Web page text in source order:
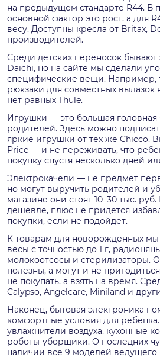
на предыдущем стандарте R44. В
основной фактор это рост, а для
весу. Доступны кресла от Britax,
производителей.
Среди детских переносок бывают
Daichi, но на сайте мы сделали
специфические вещи. Например,
рюкзаки для совместных
нет равных Thule.
Игрушки — это большая головная
родителей. Здесь можно
яркие игрушки от тех же Chicco,
Price — и не переживать, что
покупку спустя несколько дней
Электрокачели — не предмет
но могут выручить родителей и
магазине они стоят 10–30 тыс.
дешевле, плюс не придется
покупки, если не подойдет.
К товарам для новорожденных мы
весы с точностью до 1 г,
молокоотсосы и стерилизаторы.
полезны, а могут и не
не покупать, а взять на время.
Calypso, Angelcare, Miniland и
Наконец, бытовая электроника
комфортные условия для ребенка.
увлажнители воздуха, кухонные
роботы-уборщики. О последних
наличии все 9 моделей ведущего